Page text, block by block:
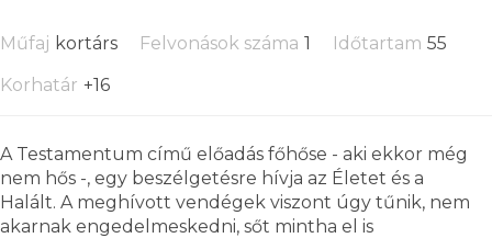
Műfaj kortárs Felvonások száma 1 Időtartam 55
Korhatár +16
A Testamentum című előadás főhőse - aki ekkor még
nem hős -, egy beszélgetésre hívja az Életet és a
Halált. A meghívott vendégek viszont úgy tűnik, nem
akarnak engedelmeskedni, sőt mintha el is